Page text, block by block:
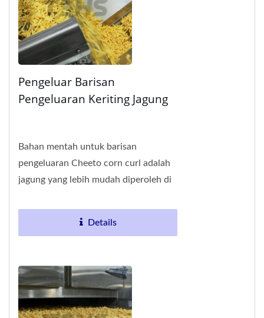
Pengeluar Barisan
Pengeluaran Keriting Jagung
Bahan mentah untuk barisan
pengeluaran Cheeto corn curl adalah
jagung yang lebih mudah diperoleh di
proses pengeksktrudan,...
Details